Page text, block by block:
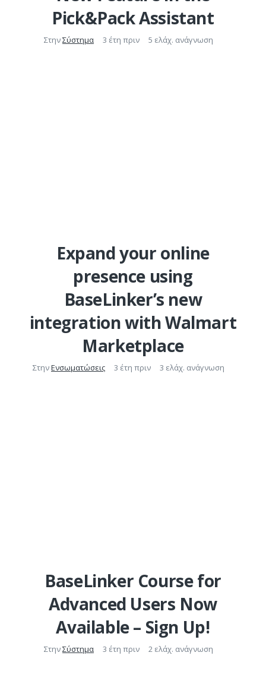
Pick&Pack Assistant
ΣτηνΣύστημα 3 έτη πριν 5 ελάχ. ανάγνωση
Expand your online
presence using
BaseLinker’s new
integration with Walmart
Marketplace
ΣτηνΕνσωματώσεις 3 έτη πριν 3 ελάχ. ανάγνωση
BaseLinker Course for
Advanced Users Now
Available – Sign Up!
ΣτηνΣύστημα 3 έτη πριν 2 ελάχ. ανάγνωση